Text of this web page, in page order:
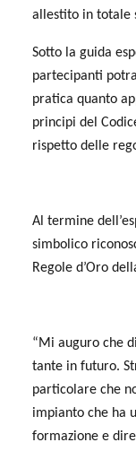
allestito in totale
Sotto la guida
partecipanti
pratica quanto
principi del
rispetto delle
Al termine
simbolico
Regole d’Oro
“Mi auguro che
tante in futuro.
particolare che
impianto che ha
formazione e